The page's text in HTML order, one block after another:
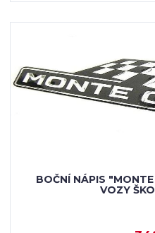
BOČNÍ NÁPIS
VOZY